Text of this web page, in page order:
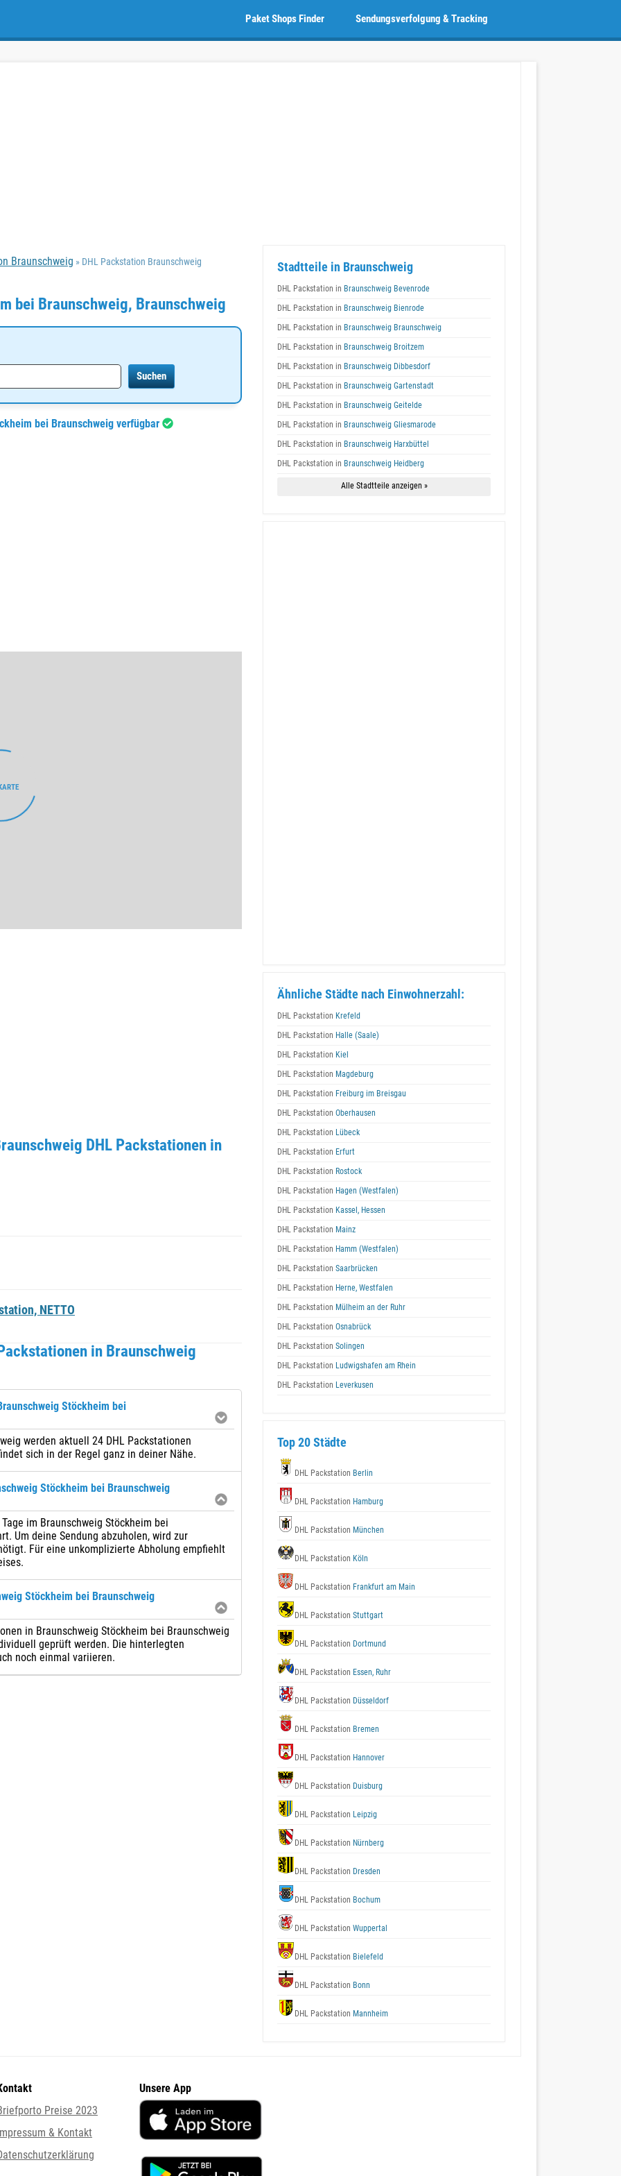
Sendungsverfolgung & Tracking
Paket Shops Finder
Braunschweig » DHL Packstation Braunschweig
bei Braunschweig, Braunschweig
bei Braunschweig verfügbar
DHL Packstationen in
NETTO
in Braunschweig
Stöckheim bei
werden aktuell 24 DHL Packstationen
sich in der Regel ganz in deiner Nähe.
Stöckheim bei Braunschweig
im Braunschweig Stöckheim bei
Um deine Sendung abzuholen, wird zur
Für eine unkomplizierte Abholung empfiehlt
Stöckheim bei Braunschweig
in Braunschweig Stöckheim bei Braunschweig
geprüft werden. Die hinterlegten
noch einmal variieren.
Stadtteile in Braunschweig
DHL Packstation in Braunschweig Bevenrode
DHL Packstation in Braunschweig Bienrode
DHL Packstation in Braunschweig Braunschweig
DHL Packstation in Braunschweig Broitzem
DHL Packstation in Braunschweig Dibbesdorf
DHL Packstation in Braunschweig Gartenstadt
DHL Packstation in Braunschweig Geitelde
DHL Packstation in Braunschweig Gliesmarode
DHL Packstation in Braunschweig Harxbüttel
DHL Packstation in Braunschweig Heidberg
Alle Stadtteile anzeigen »
Ähnliche Städte nach Einwohnerzahl:
DHL Packstation Krefeld
DHL Packstation Halle (Saale)
DHL Packstation Kiel
DHL Packstation Magdeburg
DHL Packstation Freiburg im Breisgau
DHL Packstation Oberhausen
DHL Packstation Lübeck
DHL Packstation Erfurt
DHL Packstation Rostock
DHL Packstation Hagen (Westfalen)
DHL Packstation Kassel, Hessen
DHL Packstation Mainz
DHL Packstation Hamm (Westfalen)
DHL Packstation Saarbrücken
DHL Packstation Herne, Westfalen
DHL Packstation Mülheim an der Ruhr
DHL Packstation Osnabrück
DHL Packstation Solingen
DHL Packstation Ludwigshafen am Rhein
DHL Packstation Leverkusen
Top 20 Städte
DHL Packstation Berlin
DHL Packstation Hamburg
DHL Packstation München
DHL Packstation Köln
DHL Packstation Frankfurt am Main
DHL Packstation Stuttgart
DHL Packstation Dortmund
DHL Packstation Essen, Ruhr
DHL Packstation Düsseldorf
DHL Packstation Bremen
DHL Packstation Hannover
DHL Packstation Duisburg
DHL Packstation Leipzig
DHL Packstation Nürnberg
DHL Packstation Dresden
DHL Packstation Bochum
DHL Packstation Wuppertal
DHL Packstation Bielefeld
DHL Packstation Bonn
DHL Packstation Mannheim
Preise 2023
& Kontakt
Unsere App